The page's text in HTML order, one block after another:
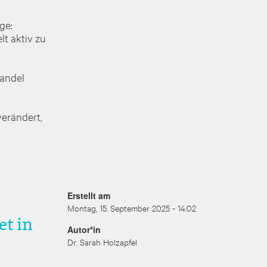
aktiv zu
in
Erstellt am
Montag, 15. September 2025 - 14:02
Autor*in
Dr. Sarah Holzapfel